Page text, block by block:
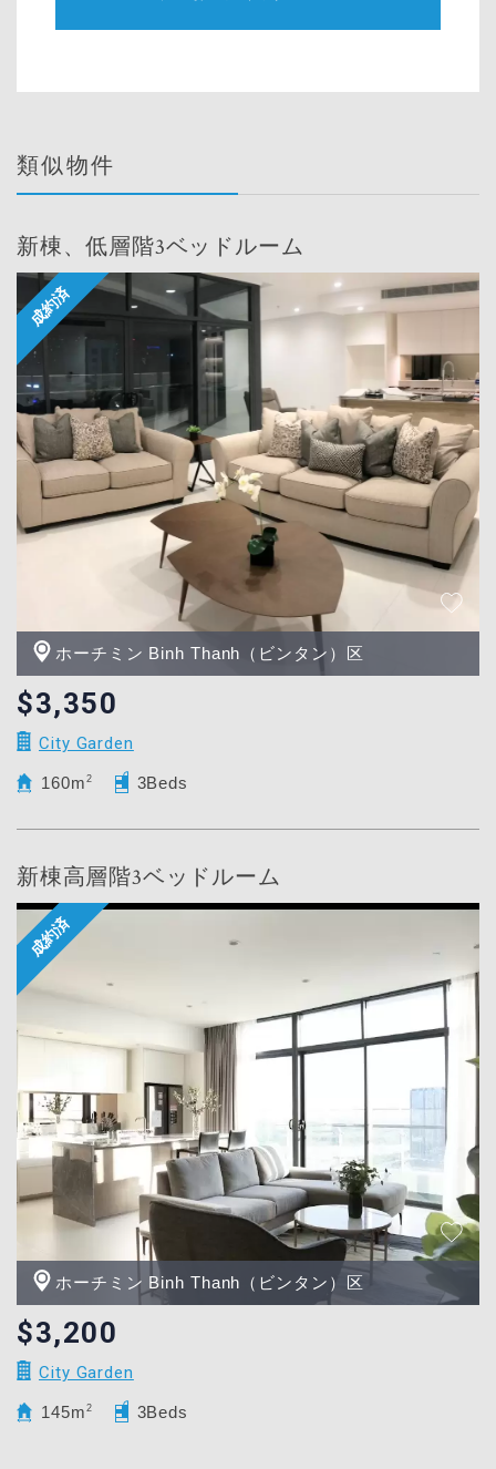
類似物件
新棟、低層階3ベッドルーム
ホーチミン Binh Thanh（ビンタン）区
$3,350
City Garden
160m 2 3Beds
新棟高層階3ベッドルーム
ホーチミン Binh Thanh（ビンタン）区
$3,200
City Garden
145m 2 3Beds